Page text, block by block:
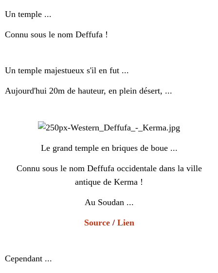
Un temple ...
Connu sous le nom Deffufa !
Un temple majestueux s'il en fut ...
Aujourd'hui 20m de hauteur, en plein désert, ...
Le grand temple en briques de boue ...
Connu sous le nom Deffufa occidentale dans la ville
antique de Kerma !
Au Soudan ...
Source/ Lien
Cependant ...